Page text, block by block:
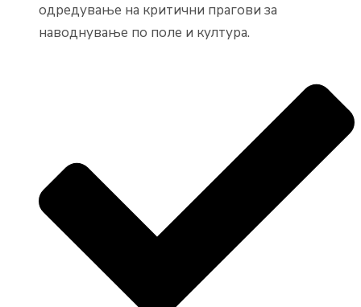
одредување на критични прагови за
наводнување по поле и култура.